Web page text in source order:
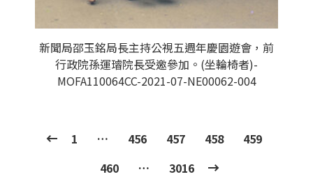
新聞局邵玉銘局長主持公視五週年慶園遊會，前
行政院孫運璿院長受邀參加。(坐輪椅者)-
MOFA110064CC-2021-07-NE00062-004
1 … 456 457 458
459
460
… 3016